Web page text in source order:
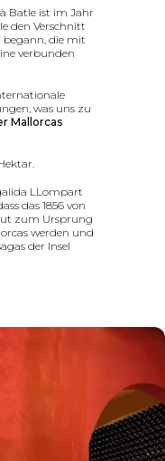
Batle ist im Jahr
den Verschnitt
begann, die mit
verbunden
was uns zu
Mallorcas
LLompart
das 1856 von
zum Ursprung
werden und
der Insel